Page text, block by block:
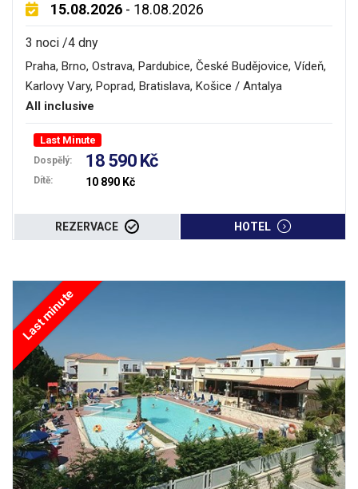
15.08.2026 - 18.08.2026
3 noci /4 dny
Praha, Brno, Ostrava, Pardubice, České Budějovice, Vídeň,
Karlovy Vary, Poprad, Bratislava, Košice / Antalya
All inclusive
Last Minute
Dospělý: 18 590 Kč
Dítě: 10 890 Kč
REZERVACE HOTEL
Last minute